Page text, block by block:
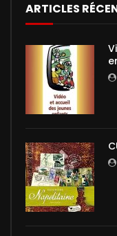
ARTICLES